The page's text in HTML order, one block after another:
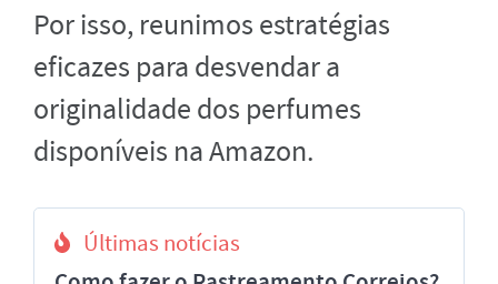
Por isso, reunimos estratégias
eficazes para desvendar a
originalidade dos perfumes
disponíveis na Amazon.
Últimas notícias